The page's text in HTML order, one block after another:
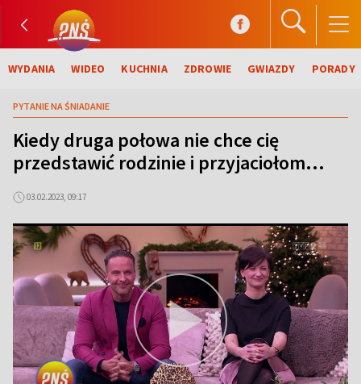
WYDANIA WIDEO KUCHNIA ZDROWIE GWIAZDY PORADY
PYTANIE NA ŚNIADANIE
Kiedy druga połowa nie chce cię
przedstawić rodzinie i przyjaciołom...
03.02.2023, 09:17